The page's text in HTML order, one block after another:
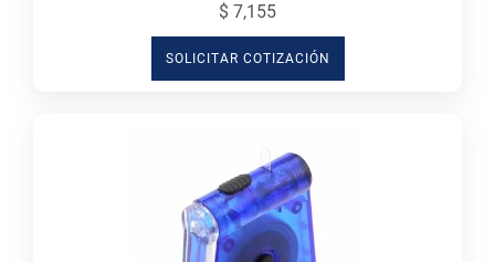
$ 7,155
SOLICITAR COTIZACIÓN